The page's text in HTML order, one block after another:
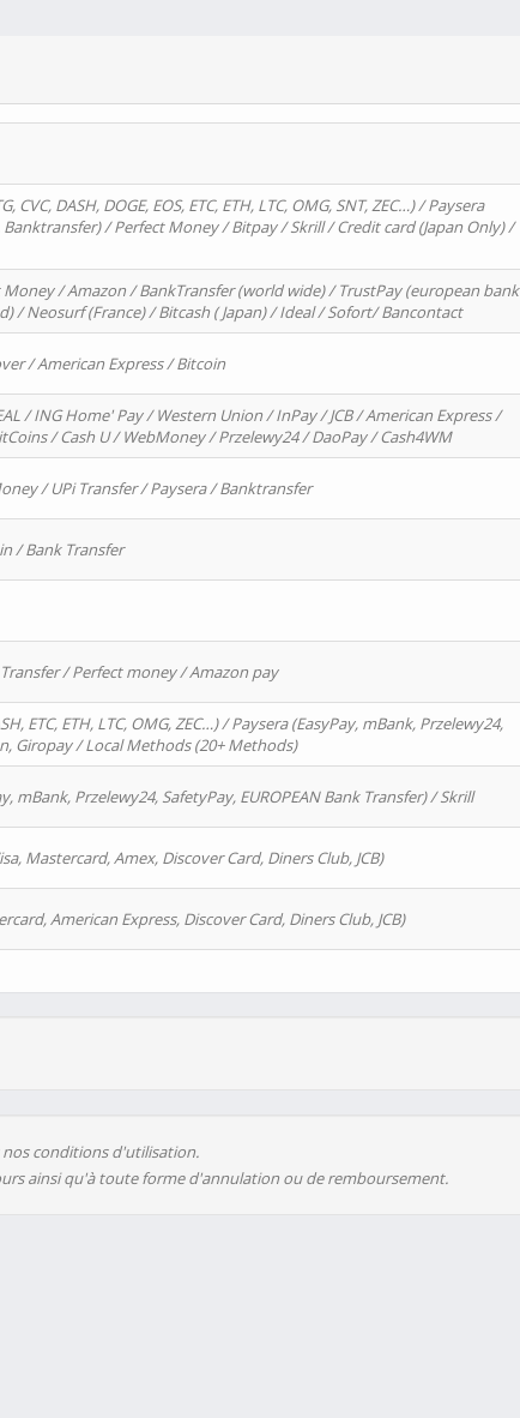
DASH, DOGE, EOS, ETC, ETH, LTC, OMG, SNT, ZEC…) / Paysera
Banktransfer) / Perfect Money / Bitpay / Skrill / Credit card (Japan Only) /
/ Amazon / BankTransfer (world wide) / TrustPay (european bank
/ Neosurf (France) / Bitcash ( Japan) / Ideal / Sofort/ Bancontact
/ American Express / Bitcoin
/ ING Home' Pay / Western Union / InPay / JCB / American Express /
/ Cash U / WebMoney / Przelewy24 / DaoPay / Cash4WM
/ UPi Transfer / Paysera / Banktransfer
/ Bank Transfer
/ Perfect money / Amazon pay
ETC, ETH, LTC, OMG, ZEC…) / Paysera (EasyPay, mBank, Przelewy24,
Giropay / Local Methods (20+ Methods)
mBank, Przelewy24, SafetyPay, EUROPEAN Bank Transfer) / Skrill
Mastercard, Amex, Discover Card, Diners Club, JCB)
American Express, Discover Card, Diners Club, JCB)
nos conditions d'utilisation.
ainsi qu'à toute forme d'annulation ou de remboursement.